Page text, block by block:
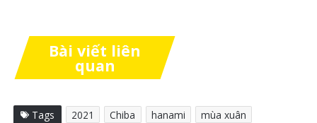
Bài viết liên
quan
Tags 2021 Chiba hanami
mùa xuân